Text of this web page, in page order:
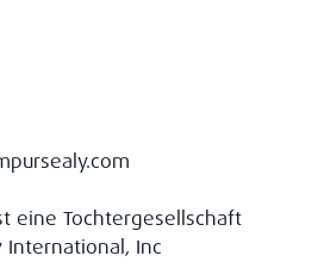
eine Tochtergesellschaft
International, Inc